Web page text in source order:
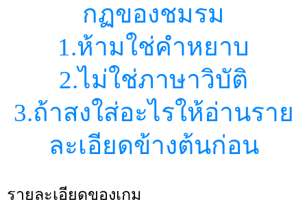
กฏของชมรม
1.ห้ามใช่คำหยาบ
2.ไม่ใช่ภาษาวิบัติ
3.ถ้าสงใส่อะไรให้อ่านราย
ละเอียดข้างต้นก่อน
รายละเอียดของเกม